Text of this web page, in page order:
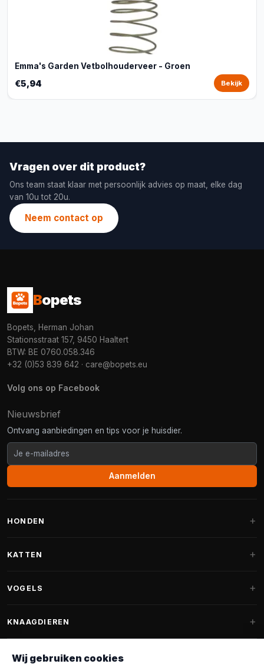
Emma's Garden Vetbolhouderveer - Groen
€5,94 Bekijk
Vragen over dit product?
Ons team staat klaar met persoonlijk advies op maat, elke dag
van 10u tot 20u.
Neem contact op
Bopets
Bopets, Herman Johan
Stationsstraat 157, 9450 Haaltert
BTW: BE 0760.058.346
+32 (0)53 839 642 · care@bopets.eu
Volg ons op Facebook
Nieuwsbrief
Ontvang aanbiedingen en tips voor je huisdier.
Aanmelden
HONDEN
Fantail hondenmanden
Hondenspeelgoed
KATTEN
Krabpalen voor Maine Coon
VOGELS
Vogelvoer binnenvogels
Voederhuisjes
KNAAGDIEREN
Wij gebruiken cookies